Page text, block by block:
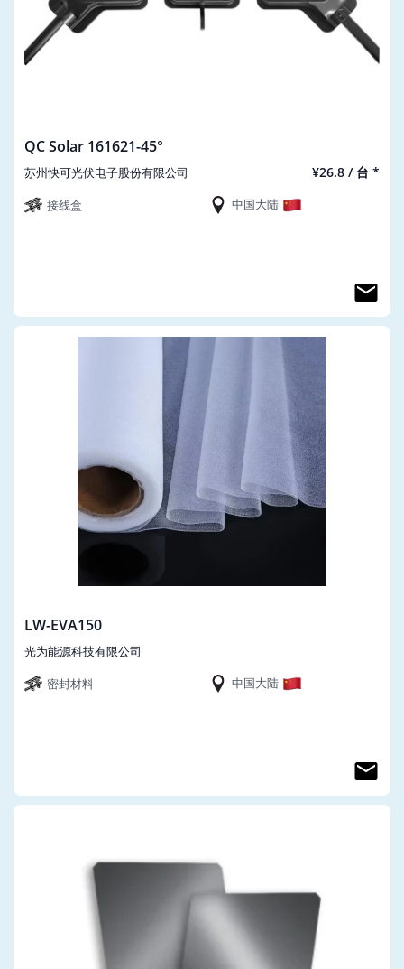
QC Solar 161621-45°
苏州快可光伏电子股份有限公司 ¥26.8 / 台 *
接线盒 中国大陆
LW-EVA150
光为能源科技有限公司
密封材料
中国大陆